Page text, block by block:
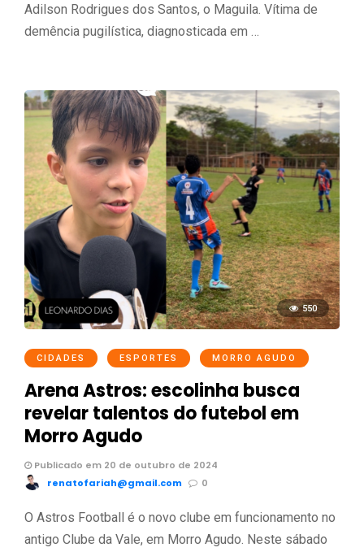
Adilson Rodrigues dos Santos, o Maguila. Vítima de
demência pugilística, diagnosticada em …
550
CIDADES ESPORTES MORRO AGUDO
Arena Astros: escolinha busca
revelar talentos do futebol em
Morro Agudo
Publicado em 20 de outubro de 2024
renatofariah@gmail.com
0
O Astros Football é o novo clube em funcionamento no
antigo Clube da Vale, em Morro Agudo. Neste sábado